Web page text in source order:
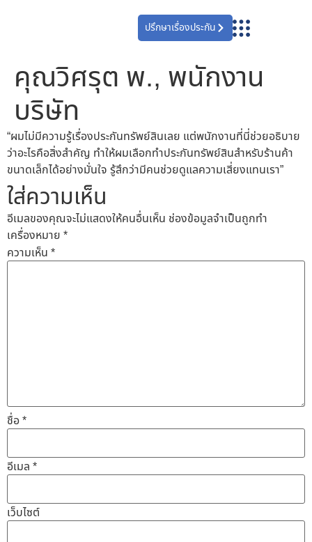
ปรึกษาเรื่องประกัน
คุณวิศรุต พ., พนักงาน
บริษัท
“ผมไม่มีความรู้เรื่องประกันทรัพย์สินเลย แต่พนักงานที่นี่ช่วยอธิบาย
ว่าอะไรคือสิ่งสำคัญ ทำให้ผมเลือกทำประกันทรัพย์สินสำหรับร้านค้า
ขนาดเล็กได้อย่างมั่นใจ รู้สึกว่ามีคนช่วยดูแลความเสี่ยงแทนเรา”
ใส่ความเห็น
อีเมลของคุณจะไม่แสดงให้คนอื่นเห็น ช่องข้อมูลจำเป็นถูกทำ
เครื่องหมาย *
ความเห็น *
ชื่อ*
อีเมล *
เว็บไซต์